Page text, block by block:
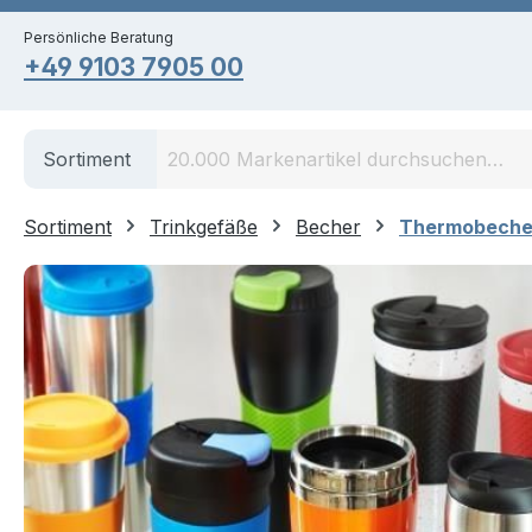
Persönliche Beratung
+49 9103 7905 00
Sortiment
Sortiment Trinkgefäße Becher